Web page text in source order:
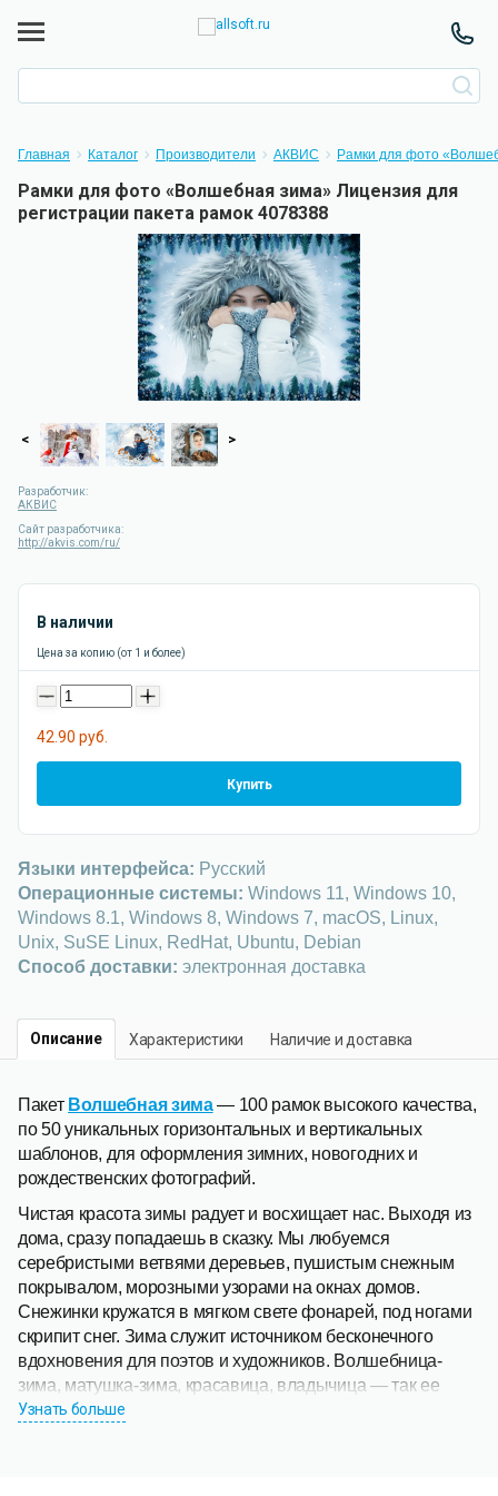
Главная Каталог Производители АКВИС Рамки для фото
Рамки для фото «Волшебная зима» Лицензия для
регистрации пакета рамок 4078388
< >
Разработчик:
АКВИС
Сайт разработчика:
http://akvis.com/ru/
В наличии
Цена за копию (от 1 и более)
- +
42.90 руб.
Купить
Языки интерфейса: Русский
Операционные системы: Windows 11, Windows 10,
Windows 8.1, Windows 8, Windows 7, macOS, Linux,
Unix, SuSE Linux, RedHat, Ubuntu, Debian
Способ доставки: электронная доставка
Описание Характеристики Наличие и доставка
Пакет Волшебная зима— 100 рамок высокого качества,
по 50 уникальных горизонтальных и вертикальных
шаблонов, для оформления зимних, новогодних и
рождественских фотографий.
Чистая красота зимы радует и восхищает нас. Выходя из
дома, сразу попадаешь в сказку. Мы любуемся
серебристыми ветвями деревьев, пушистым снежным
покрывалом, морозными узорами на окнах домов.
Снежинки кружатся в мягком свете фонарей, под ногами
скрипит снег. Зима служит источником бесконечного
вдохновения для поэтов и художников. Волшебница-
зима, матушка-зима, красавица, владычица — так ее
называют. Это время отличает не только пронзительная
Узнать больше